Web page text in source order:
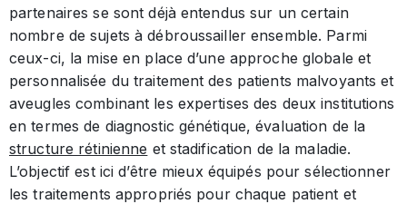
partenaires se sont déjà entendus sur un certain
nombre de sujets à débroussailler ensemble. Parmi
ceux-ci, la mise en place d’une approche globale et
personnalisée du traitement des patients malvoyants et
aveugles combinant les expertises des deux institutions
en termes de diagnostic génétique, évaluation de la
structure rétinienne et stadification de la maladie.
L’objectif est ici d’être mieux équipés pour sélectionner
les traitements appropriés pour chaque patient et